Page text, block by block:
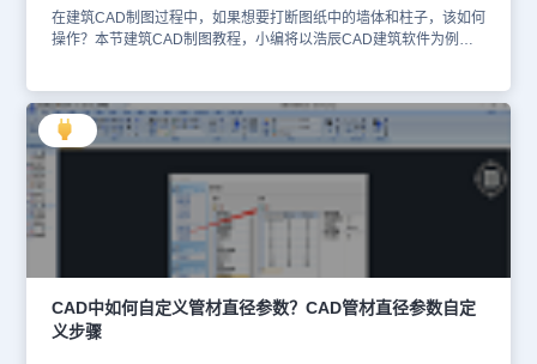
电脑存储数据的地方。在CAD制图过程中需要足够的存储空间来存储
大量的绘图文件和素材。因此，建议选择至少500GB的硬盘容量，如
在建筑CAD制图过程中，如果想要打断图纸中的墙体和柱子，该如何
操作？本节建筑CAD制图教程，小编将以浩辰CAD建筑软件为例，
绘制一些墙体和柱子后，选择墙体时会发现该墙体并未被柱子打断。
如下图所示： 2、如果想要打断墙体和柱子，可以点击【浩辰建筑】
工具箱中的【建筑设计】—【墙体】—【墙体分段】。如下图所示：
3、执行命令后，在弹出的【墙体分段】对话框中，选择【柱子打断
墙体】，根据命令提示在图纸中选择需要断开处的柱子即可。 4、完
成后，再次选择墙体即可看到该墙体被柱子进行了打断，图纸中其他
的墙体均不受影响，若想墙体被打断，则需重新使用此命令即可。
上述建筑CAD制图教程小编给大家分享了浩辰CAD建筑软件中打断
墙体和柱子的详细操作步骤，希望对大家有所帮助。对此感兴趣的设
计师朋友们可以关注浩辰CAD官网教程专区，小编会在后续教程文章
中给大家分享更多CAD实用技巧哦！
CAD中如何自定义管材直径参数？CAD管材直径参数自定
义步骤